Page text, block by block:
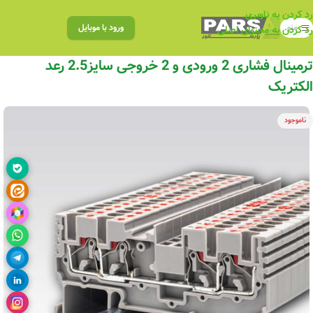
رد کردن به ناوبری
رد کردن به محتوای اصلی
منو ورود با موبایل
ترمینال فشاری 2 ورودی و 2 خروجی سایز2.5 رعد
الکتریک
ناموجود